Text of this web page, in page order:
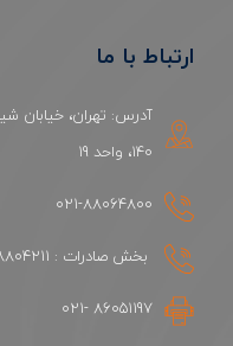
ارتباط با ما
آدرس: تهران، خیابان
140، واحد 19
021-88064800
بخش صادرات : 8804211-021 (داخلی 212)
86051197 -021